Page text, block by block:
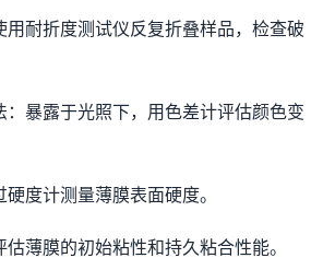
用耐折度测试仪反复折叠样品，检查破
：暴露于光照下，用色差计评估颜色变
度计测量薄膜表面硬度。
薄膜的初始粘性和持久粘合性能。